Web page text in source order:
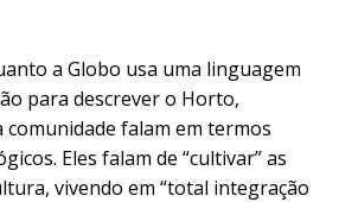
a Globo usa uma linguagem
para descrever o Horto,
falam em termos
Eles falam de “cultivar” as
vivendo em “total integração